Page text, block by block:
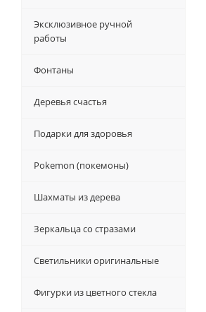
Эксклюзивное ручной
работы
Фонтаны
Деревья счастья
Подарки для здоровья
Pokemon (покемоны)
Шахматы из дерева
Зеркальца со стразами
Светильники оригинальные
Фигурки из цветного стекла